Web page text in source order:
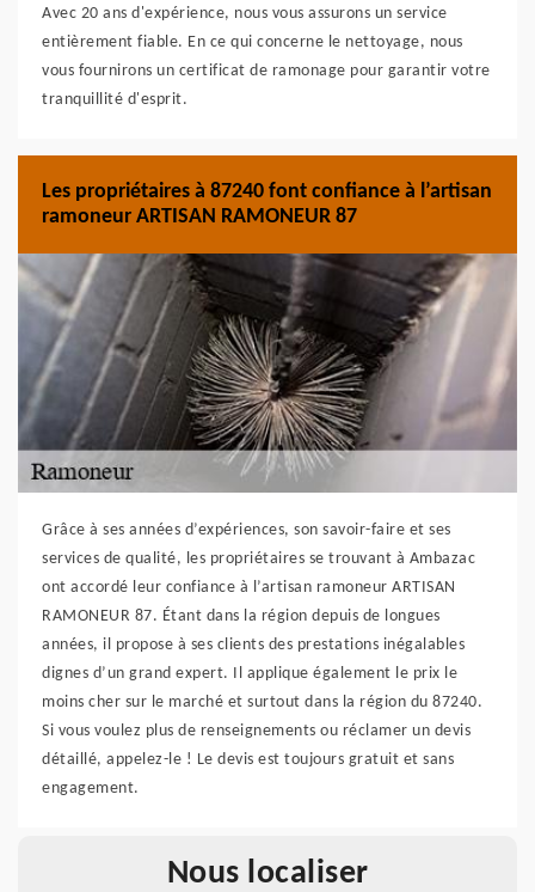
Avec 20 ans d'expérience, nous vous assurons un service
entièrement fiable. En ce qui concerne le nettoyage, nous
vous fournirons un certificat de ramonage pour garantir votre
tranquillité d'esprit.
Les propriétaires à 87240 font confiance à l’artisan
ramoneur ARTISAN RAMONEUR 87
Grâce à ses années d’expériences, son savoir-faire et ses
services de qualité, les propriétaires se trouvant à Ambazac
ont accordé leur confiance à l’artisan ramoneur ARTISAN
RAMONEUR 87. Étant dans la région depuis de longues
années, il propose à ses clients des prestations inégalables
dignes d’un grand expert. Il applique également le prix le
moins cher sur le marché et surtout dans la région du 87240.
Si vous voulez plus de renseignements ou réclamer un devis
détaillé, appelez-le ! Le devis est toujours gratuit et sans
engagement.
Nous localiser